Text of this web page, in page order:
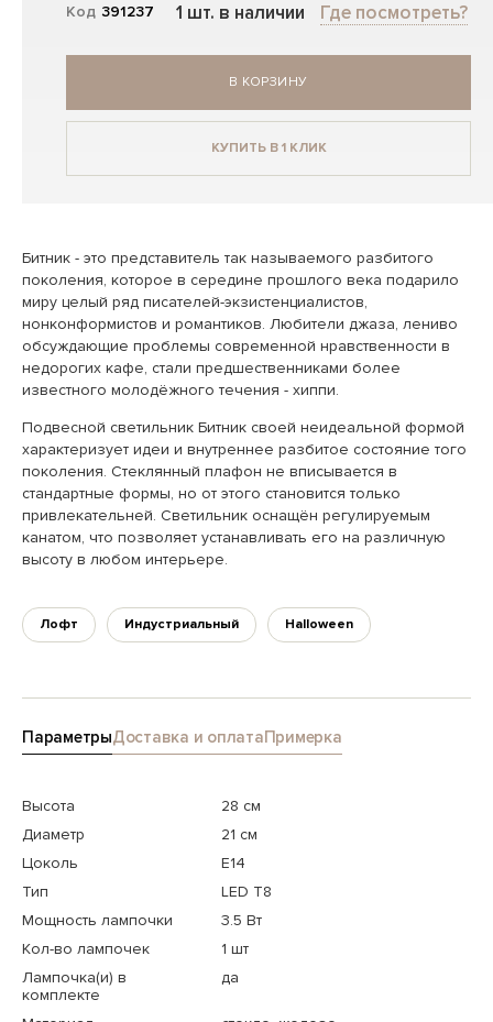
Код 391237 1 шт. в наличии Где посмотреть?
В КОРЗИНУ
КУПИТЬ В 1 КЛИК
Битник - это представитель так называемого разбитого
поколения, которое в середине прошлого века подарило
миру целый ряд писателей-экзистенциалистов,
нонконформистов и романтиков. Любители джаза, лениво
обсуждающие проблемы современной нравственности в
недорогих кафе, стали предшественниками более
известного молодёжного течения - хиппи.
Подвесной светильник Битник своей неидеальной формой
характеризует идеи и внутреннее разбитое состояние того
поколения. Стеклянный плафон не вписывается в
стандартные формы, но от этого становится только
привлекательней. Светильник оснащён регулируемым
канатом, что позволяет устанавливать его на различную
высоту в любом интерьере.
Лофт Индустриальный Halloween
ПараметрыДоставка и оплатаПримерка
Высота
28 см
Диаметр
21 см
Цоколь
E14
Тип
LED T8
Мощность лампочки
3.5 Вт
Кол-во лампочек
1 шт
Лампочка(и) в
комплекте
да